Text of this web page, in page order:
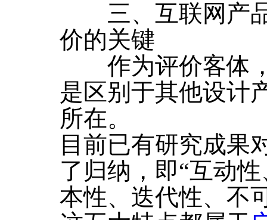
三、互联网产品
价的关键
作为评价客体，
是区别于其他设计
所在。
目前已有研究成果
了归纳，即“互动
本性、迭代性、不